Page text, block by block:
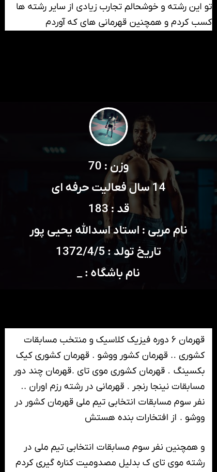
تو این رشته و خوشحالم تجارب زیادی از سایر رشته ها
کسب کردم و همچنین قهرمانی های که آوردم
وزن : 70
14 سال فعالیت حرفه ای
قد : 183
نام مربی : استاد اسدالله یحیی پور
تاریخ تولد : 1372/4/5
نام باشگاه : _
قهرمان ۶ دوره فیزیک کلاسیک و منتخب مسابقات
کشوری .. قهرمان کشور ووشو . قهرمان کشوری کیک
بکسینگ . قهرمان کشوری موی تای .قهرمان چند دور
مسابقات نینجا رنجر . قهرمانی در رشته رزم اوران ..
نفر سوم مسابقات انتخابی تیم ملی قهرمان کشور در
ووشو . از افتخارات بنده هستش
و همچنین نفر سوم مسابقات انتخابی تیم ملی در
رشته موی تای ک بدلیل مصدومیت کناره گیری کردم